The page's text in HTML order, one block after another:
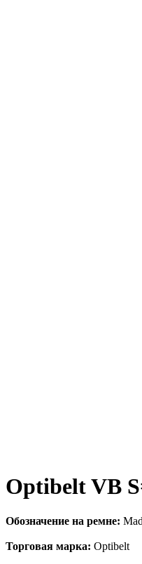
Optibelt VB
Обозначение на ремне:
Торговая марка: Optibelt